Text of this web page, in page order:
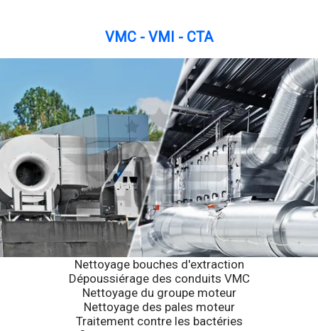
VMC - VMI - CTA
Nettoyage bouches d'extraction
Dépoussiérage des conduits VMC
Nettoyage du groupe moteur
Nettoyage des pales moteur
Traitement contre les bactéries